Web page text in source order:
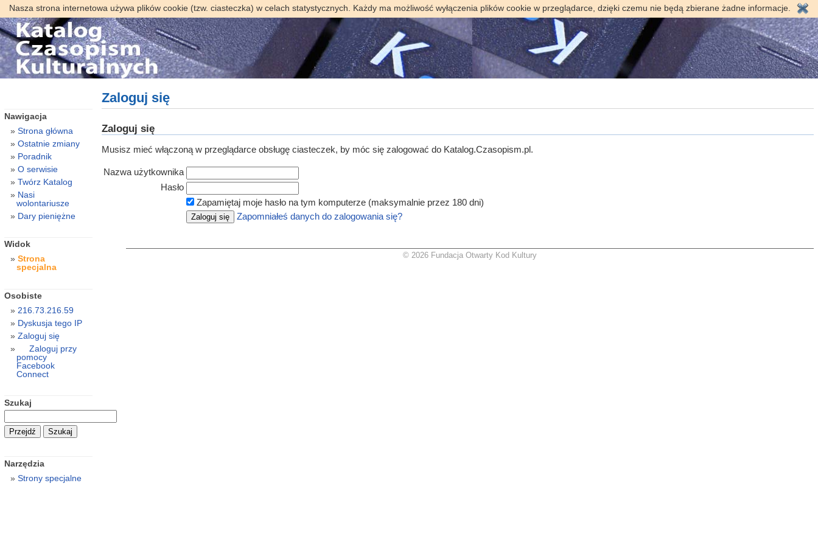
Nasza strona internetowa używa plików cookie (tzw. ciasteczka) w celach statystycznych. Każdy ma możliwość wyłączenia plików cookie w przeglądarce, dzięki czemu nie będą zbierane żadne informacje.
Zaloguj się
Zaloguj się
Musisz mieć włączoną w przeglądarce obsługę ciasteczek, by móc się zalogować do Katalog.Czasopism.pl.
Nazwa użytkownika
Hasło
Zapamiętaj moje hasło na tym komputerze (maksymalnie przez 180 dni)
Zapomniałeś danych do zalogowania się?
Nawigacja
Strona główna
Ostatnie zmiany
Poradnik
O serwisie
Twórz Katalog
Nasi
wolontariusze
Dary pieniężne
Widok
Strona
specjalna
Osobiste
216.73.216.59
Dyskusja tego IP
Zaloguj się
Zaloguj przy
pomocy
Facebook
Connect
Szukaj
Narzędzia
Strony specjalne
© 2026 Fundacja Otwarty Kod Kultury